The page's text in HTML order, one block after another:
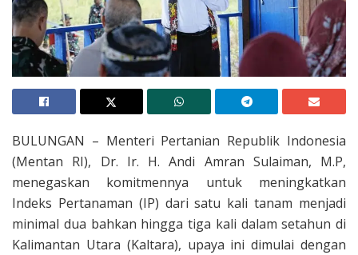
BULUNGAN – Menteri Pertanian Republik Indonesia
(Mentan RI), Dr. Ir. H. Andi Amran Sulaiman, M.P,
menegaskan komitmennya untuk meningkatkan
Indeks Pertanaman (IP) dari satu kali tanam menjadi
minimal dua bahkan hingga tiga kali dalam setahun di
Kalimantan Utara (Kaltara), upaya ini dimulai dengan